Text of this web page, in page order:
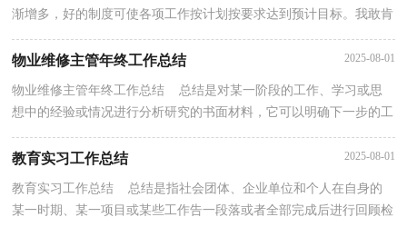
渐增多，好的制度可使各项工作按计划按要求达到预计目标。我敢肯
物业维修主管年终工作总结 2025-08-01
物业维修主管年终工作总结 总结是对某一阶段的工作、学习或思
想中的经验或情况进行分析研究的书面材料，它可以明确下一步的工
作方向，少走弯路，少犯错误，提高工作效益，不如静下...
教育实习工作总结 2025-08-01
教育实习工作总结 总结是指社会团体、企业单位和个人在自身的
某一时期、某一项目或某些工作告一段落或者全部完成后进行回顾检